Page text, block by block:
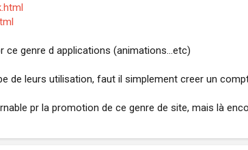
genre d applications (animations...etc)
de leurs utilisation, faut il simplement creer un
pr la promotion de ce genre de site, mais là